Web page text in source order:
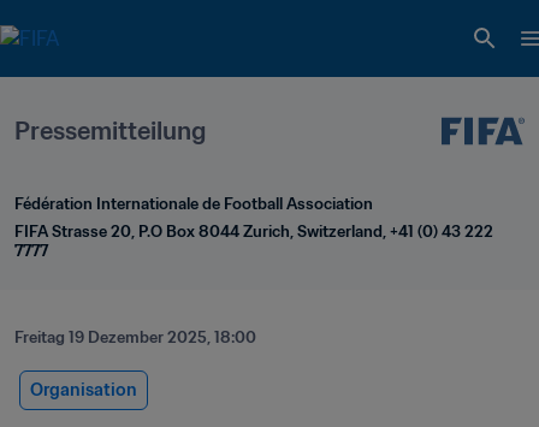
Pressemitteilung
Fédération Internationale de Football Association
FIFA Strasse 20, P.O Box 8044 Zurich, Switzerland, +41 (0) 43 222
7777
Freitag 19 Dezember 2025, 18:00
Organisation